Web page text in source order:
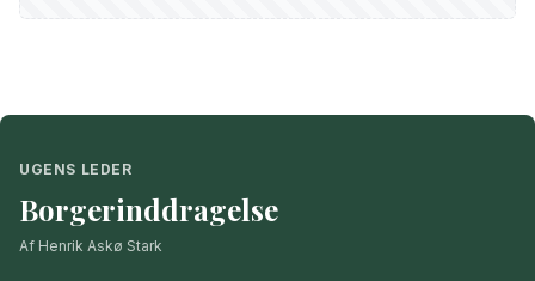
UGENS LEDER
Borgerinddragelse
Af Henrik Askø Stark